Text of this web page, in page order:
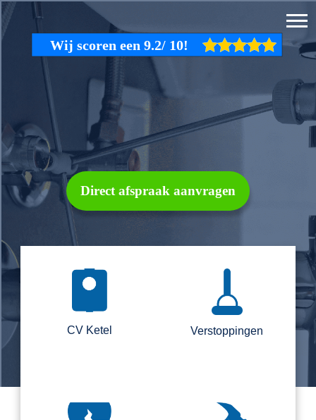
Direct afspraak aanvragen
CV Ketel Verstoppingen